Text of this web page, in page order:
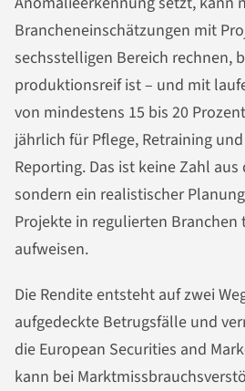
Brancheneinschätzungen mit
sechsstelligen Bereich rechnen,
produktionsreif ist – und mit
von mindestens 15 bis 20
jährlich für Pflege, Retraining
Reporting. Das ist keine Zahl
sondern ein realistischer
Projekte in regulierten Branchen
aufweisen.
Die Rendite entsteht auf zwei
aufgedeckte Betrugsfälle und
die European Securities and
kann bei